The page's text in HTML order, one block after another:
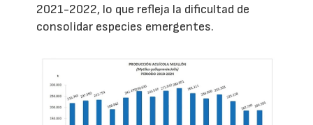
2021-2022, lo que refleja la dificultad de
consolidar especies emergentes.